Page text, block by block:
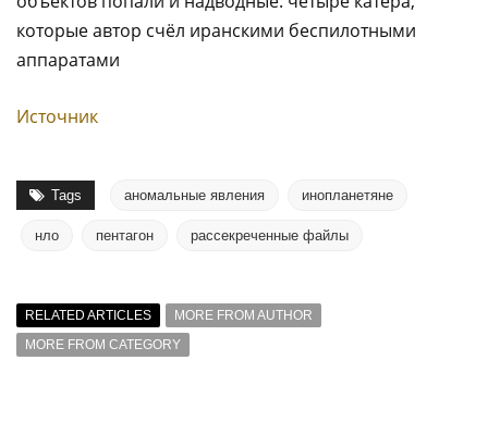
которые автор счёл иранскими беспилотными
аппаратами
Источник
Tags аномальные явления инопланетяне
нло пентагон рассекреченные файлы
RELATED ARTICLES
MORE FROM AUTHOR
MORE FROM CATEGORY